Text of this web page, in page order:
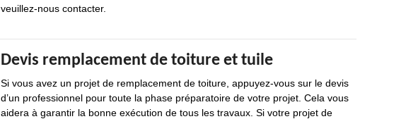
veuillez-nous contacter.
Devis remplacement de toiture et tuile
Si vous avez un projet de remplacement de toiture, appuyez-vous sur le devis
d’un professionnel pour toute la phase préparatoire de votre projet. Cela vous
aidera à garantir la bonne exécution de tous les travaux. Si votre projet de